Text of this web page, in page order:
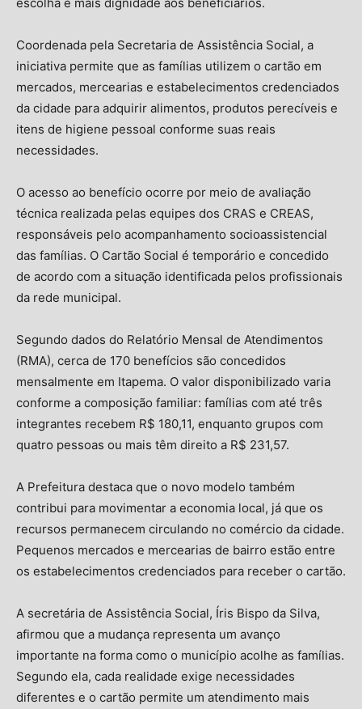
Coordenada pela Secretaria de Assistência Social, a
iniciativa permite que as famílias utilizem o cartão em
mercados, mercearias e estabelecimentos credenciados
da cidade para adquirir alimentos, produtos perecíveis e
itens de higiene pessoal conforme suas reais
necessidades.
O acesso ao benefício ocorre por meio de avaliação
técnica realizada pelas equipes dos CRAS e CREAS,
responsáveis pelo acompanhamento socioassistencial
das famílias. O Cartão Social é temporário e concedido
de acordo com a situação identificada pelos profissionais
da rede municipal.
Segundo dados do Relatório Mensal de Atendimentos
(RMA), cerca de 170 benefícios são concedidos
mensalmente em Itapema. O valor disponibilizado varia
conforme a composição familiar: famílias com até três
integrantes recebem R$ 180,11, enquanto grupos com
quatro pessoas ou mais têm direito a R$ 231,57.
A Prefeitura destaca que o novo modelo também
contribui para movimentar a economia local, já que os
recursos permanecem circulando no comércio da cidade.
Pequenos mercados e mercearias de bairro estão entre
os estabelecimentos credenciados para receber o cartão.
A secretária de Assistência Social, Íris Bispo da Silva,
afirmou que a mudança representa um avanço
importante na forma como o município acolhe as famílias.
Segundo ela, cada realidade exige necessidades
diferentes e o cartão permite um atendimento mais